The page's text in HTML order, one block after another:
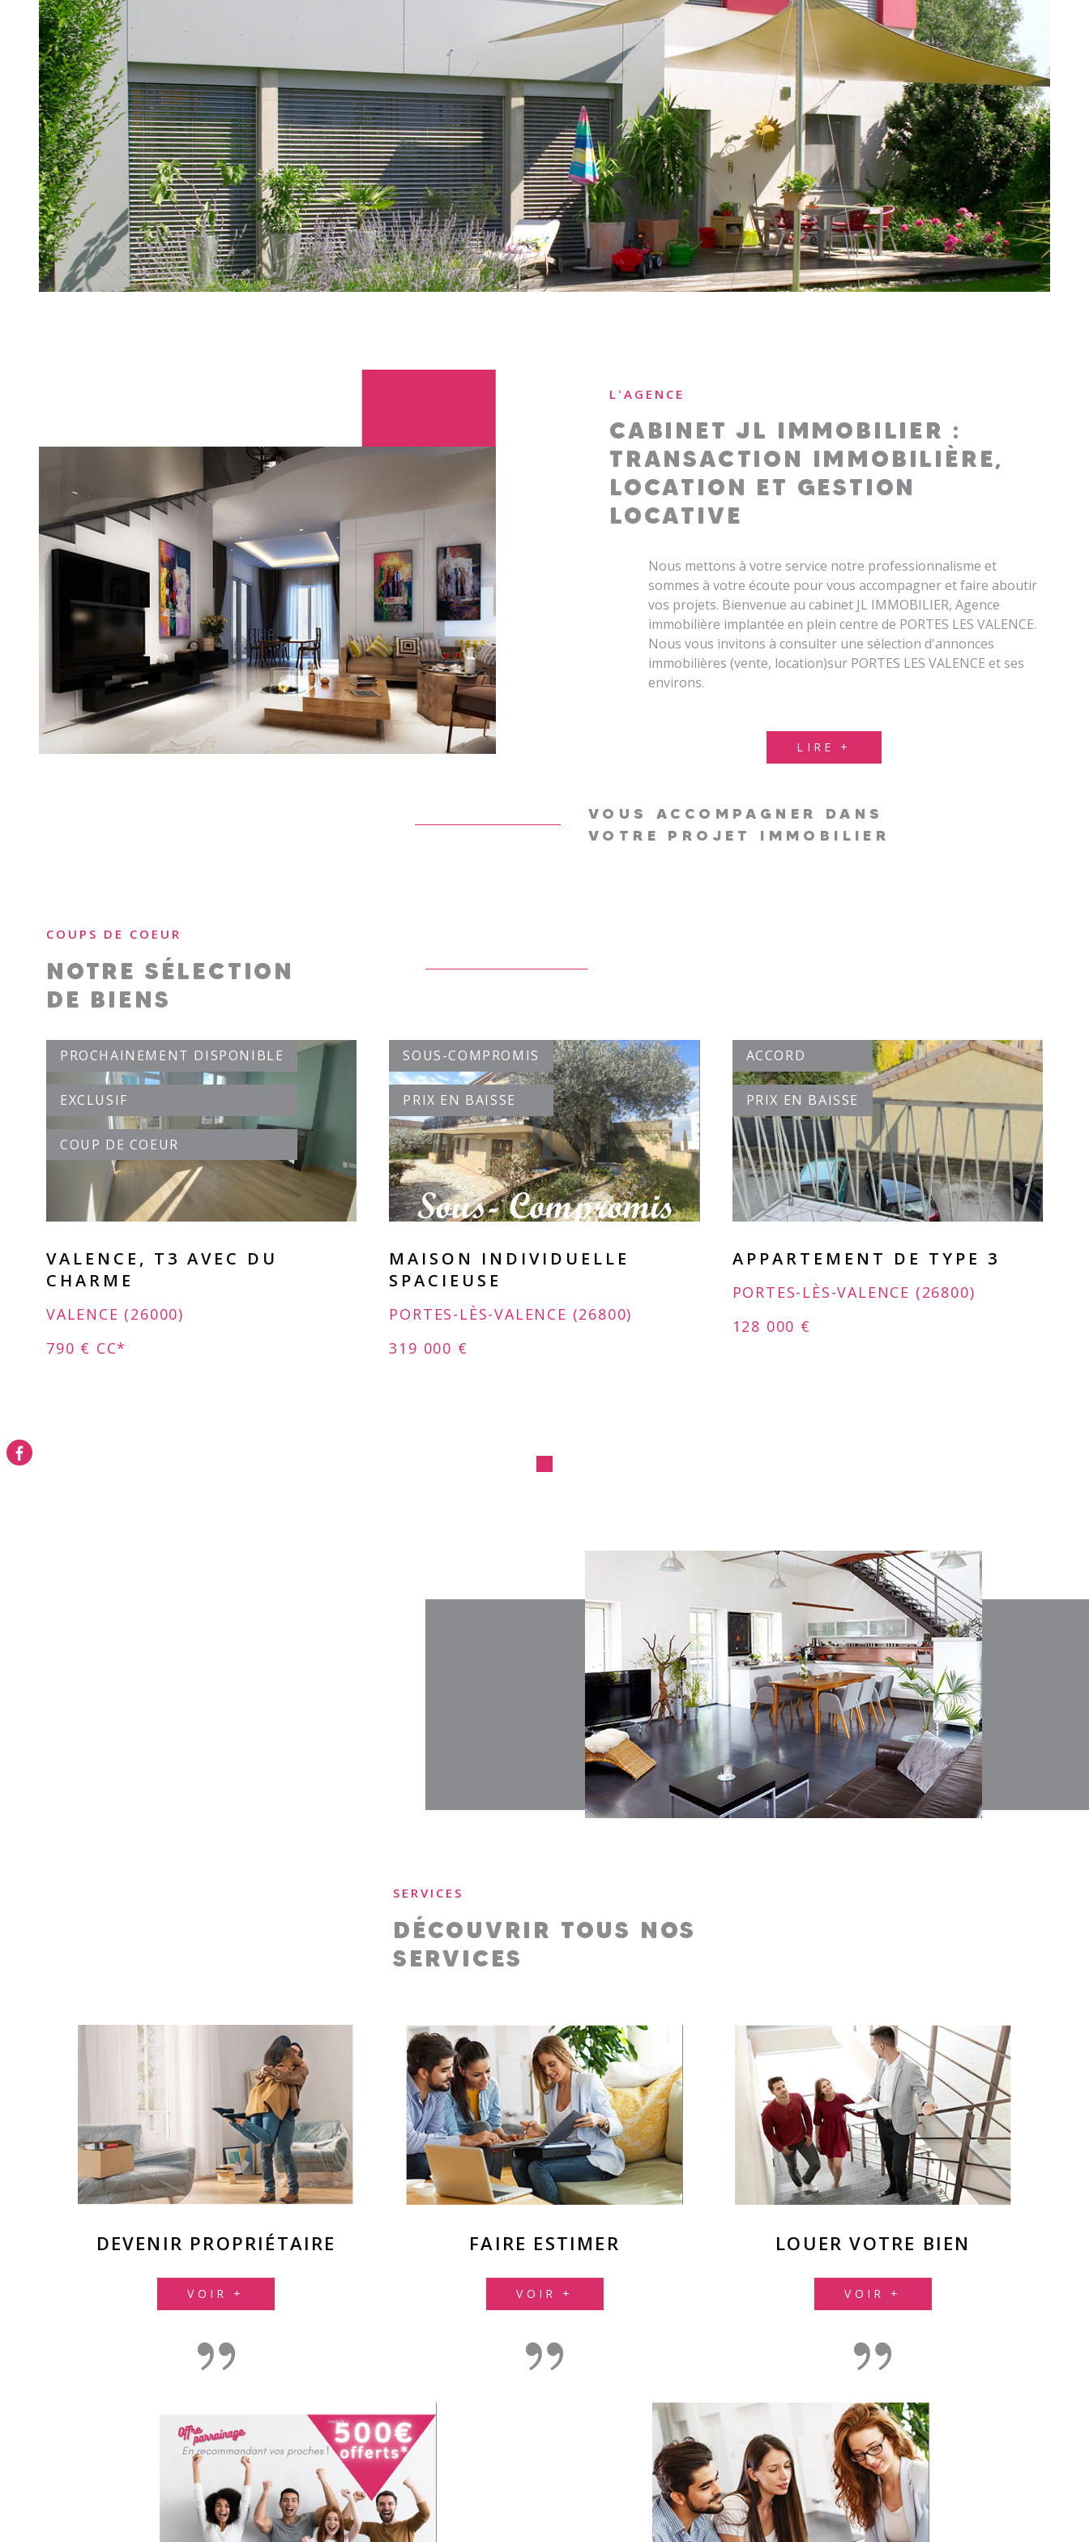
ESTIMATION
NOTRE
L'AGENCE
CABINET JL IMMOBILIER :
TRANSACTION IMMOBILIÈRE,
LOCATION ET GESTION
LOCATIVE
Nous mettons à votre service notre professionnalisme et
sommes à votre écoute pour vous accompagner et faire aboutir
vos projets. Bienvenue au cabinet JL IMMOBILIER, Agence
immobilière implantée en plein centre de PORTES LES VALENCE.
Nous vous invitons à consulter une sélection d'annonces
immobilières (vente, location)sur PORTES LES VALENCE et ses
environs.
LIRE +
VOUS ACCOMPAGNER DANS
VOTRE PROJET IMMOBILIER
COUPS DE COEUR
NOTRE SÉLECTION
DE BIENS
PROCHAINEMENT DISPONIBLE
EXCLUSIF
COUP DE COEUR
VOIR LE BIEN
VALENCE, T3 AVEC DU
CHARME
VALENCE (26000)
790 € CC*
SOUS-COMPROMIS
PRIX EN BAISSE
VOIR LE BIEN
MAISON INDIVIDUELLE
SPACIEUSE
PORTES-LÈS-VALENCE (26800)
319 000 €
ACCORD
PRIX EN BAISSE
VOIR LE BIEN
APPARTEMENT DE TYPE 3
PORTES-LÈS-VALENCE (26800)
128 000 €
SERVICES
DÉCOUVRIR TOUS NOS
SERVICES
DEVENIR PROPRIÉTAIRE
VOIR +
FAIRE ESTIMER
VOIR +
LOUER VOTRE BIEN
VOIR +